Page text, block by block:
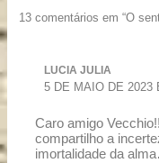
13 comentários em “O
LUCIA JULIA
5 DE MAIO DE 2023
Caro amigo
compartilho a
imortalidade da